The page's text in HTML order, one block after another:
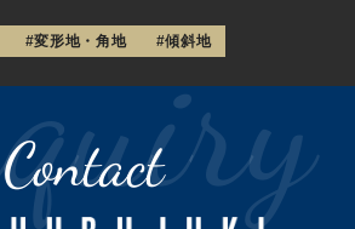
#変形地・角地 #傾斜地
Contact